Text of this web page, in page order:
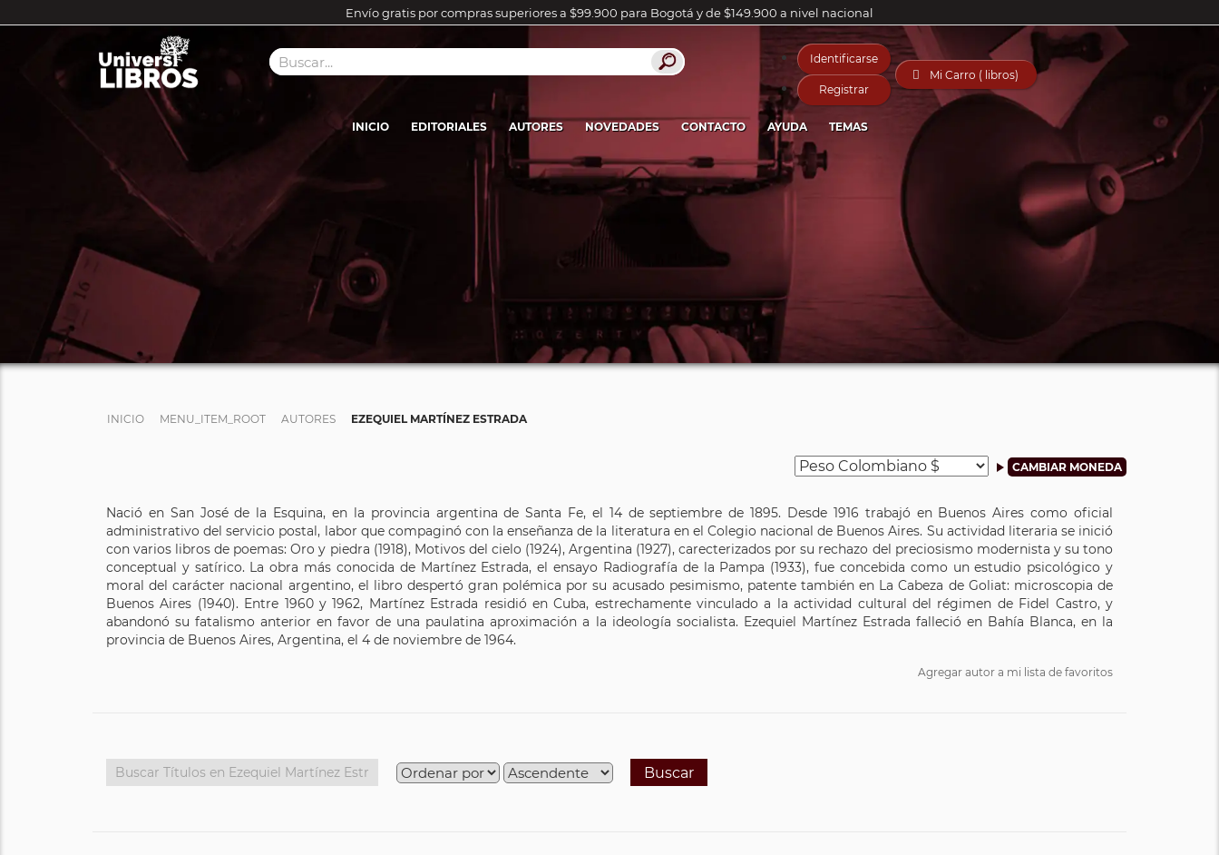
Envío gratis por compras superiores a $99.900 para Bogotá y de $149.900 a nivel nacional
Identificarse
Registrar
 Mi Carro ( libros)
INICIO EDITORIALES AUTORES NOVEDADES CONTACTO AYUDA TEMAS
INICIO MENU_ITEM_ROOT AUTORES EZEQUIEL MARTÍNEZ ESTRADA
Nació en San José de la Esquina, en la provincia argentina de Santa Fe, el 14 de septiembre de 1895. Desde 1916 trabajó en Buenos Aires como oficial
administrativo del servicio postal, labor que compaginó con la enseñanza de la literatura en el Colegio nacional de Buenos Aires. Su actividad literaria se inició
con varios libros de poemas: Oro y piedra (1918), Motivos del cielo (1924), Argentina (1927), carecterizados por su rechazo del preciosismo modernista y su tono
conceptual y satírico. La obra más conocida de Martínez Estrada, el ensayo Radiografía de la Pampa (1933), fue concebida como un estudio psicológico y
moral del carácter nacional argentino, el libro despertó gran polémica por su acusado pesimismo, patente también en La Cabeza de Goliat: microscopia de
Buenos Aires (1940). Entre 1960 y 1962, Martínez Estrada residió en Cuba, estrechamente vinculado a la actividad cultural del régimen de Fidel Castro, y
abandonó su fatalismo anterior en favor de una paulatina aproximación a la ideología socialista. Ezequiel Martínez Estrada falleció en Bahía Blanca, en la
provincia de Buenos Aires, Argentina, el 4 de noviembre de 1964.
Agregar autor a mi lista de favoritos
Buscar